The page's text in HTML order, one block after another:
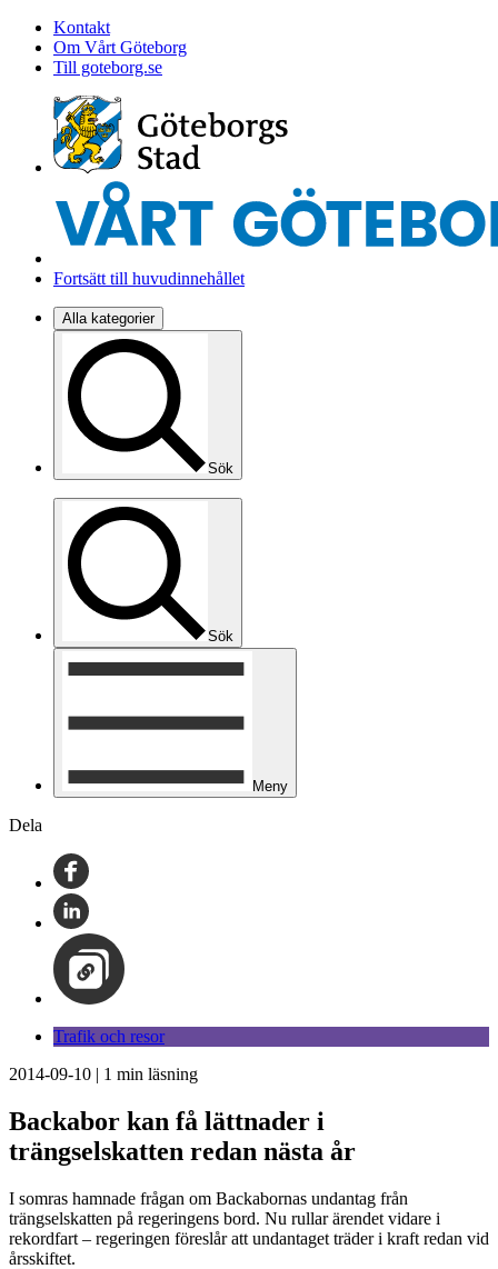
Kontakt
Om Vårt Göteborg
Till goteborg.se
Fortsätt till huvudinnehållet
Alla kategorier
Sök
Sök
Meny
Dela
Trafik och resor
2014-09-10 | 1 min läsning
Backabor kan få lättnader i
trängselskatten redan nästa år
I somras hamnade frågan om Backabornas undantag från
trängselskatten på regeringens bord. Nu rullar ärendet vidare i
rekordfart – regeringen föreslår att undantaget träder i kraft redan vid
årsskiftet.